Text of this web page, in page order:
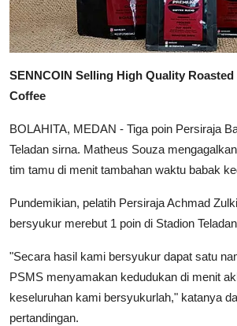
SENNCOIN Selling High Quality
Coffee
BOLAHITA, MEDAN - Tiga poin Persiraja
Teladan sirna. Matheus Souza
tim tamu di menit tambahan waktu babak
Pundemikian, pelatih Persiraja Achmad
bersyukur merebut 1 poin di Stadion
"Secara hasil kami bersyukur dapat satu
PSMS menyamakan kedudukan di menit
keseluruhan kami bersyukurlah," katanya
pertandingan.